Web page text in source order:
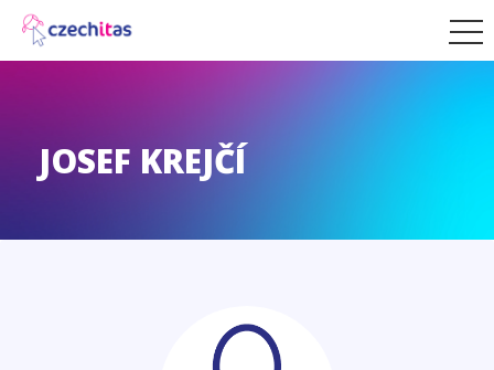
JOSEF KREJČÍ